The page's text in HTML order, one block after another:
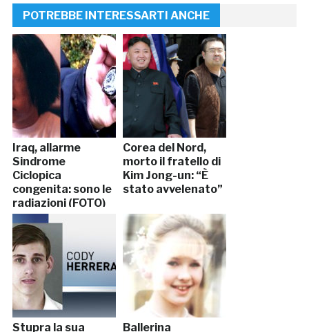
POTREBBE INTERESSARTI ANCHE
Iraq, allarme
Sindrome
Ciclopica
congenita: sono le
radiazioni (FOTO)
Corea del Nord,
morto il fratello di
Kim Jong-un: “È
stato avvelenato”
Stupra la sua Ballerina